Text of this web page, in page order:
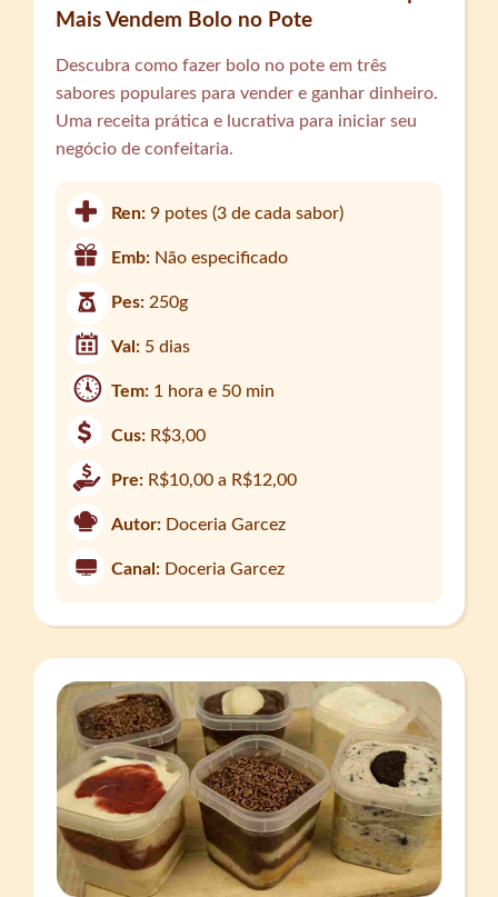
Mais Vendem Bolo no Pote
Descubra como fazer bolo no pote em três
sabores populares para vender e ganhar dinheiro.
Uma receita prática e lucrativa para iniciar seu
negócio de confeitaria.
Ren:9 potes (3 de cada sabor)
Emb: Não especificado
Pes: 250g
Val: 5 dias
Tem: 1 hora e 50 min
Cus: R$3,00
Pre: R$10,00 a R$12,00
Autor: Doceria Garcez
Canal: Doceria Garcez